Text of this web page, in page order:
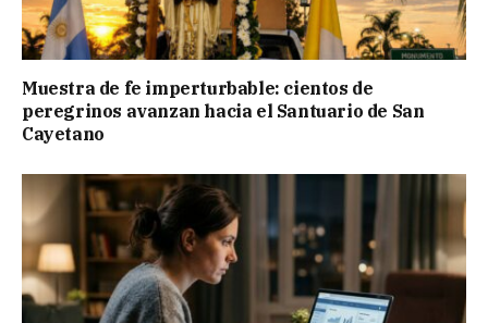
Muestra de fe imperturbable: cientos de
peregrinos avanzan hacia el Santuario de San
Cayetano